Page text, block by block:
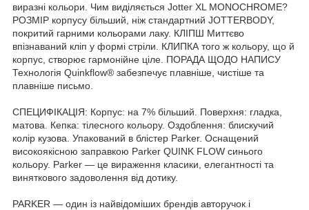
виразні кольори. Чим виділяється Jotter XL MONOCHROME?
РОЗМІР корпусу більший, ніж стандартний JOTTERBODY,
покритий гарними кольорами лаку. КЛІПШ Миттєво
впізнаваний кліп у формі стріли. КЛИПКА того ж кольору, що й
корпус, створює гармонійне ціле. ПОРАДА ЩОДО НАПИСУ
Технологія Quinkflow® забезпечує плавніше, чистіше та
плавніше письмо.
СПЕЦИФІКАЦІЯ: Корпус: на 7% більший. Поверхня: гладка,
матова. Кепка: тілесного кольору. Оздоблення: блискучий
колір кузова. Упакований в блістер Parker. Оснащений
високоякісною заправкою Parker QUINK FLOW синього
кольору. Parker — це вираження класики, елегантності та
виняткового задоволення від дотику.
PARKER — один із найвідоміших брендів авторучок і